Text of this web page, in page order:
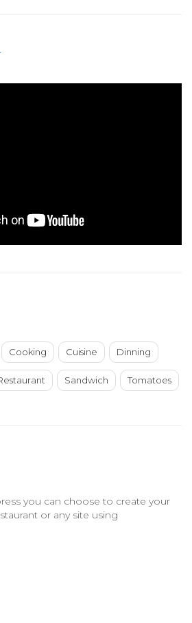
Cooking Cuisine Dinning
Sandwich Tomatoes
you can choose to create your
or any site using